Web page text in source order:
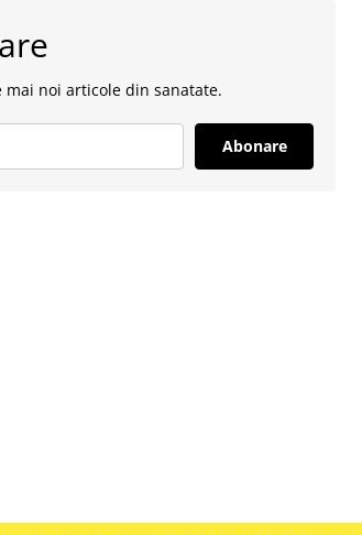
mai noi articole din sanatate.
Abonare